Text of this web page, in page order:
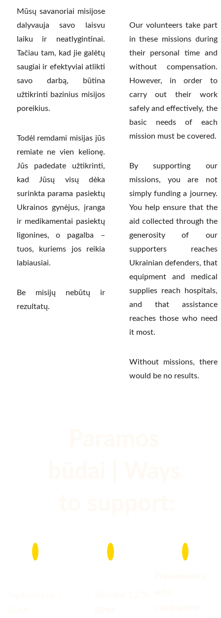
Mūsų savanoriai misijose
dalyvauja savo laisvu
laiku ir neatlygintinai.
Tačiau tam, kad jie galėtų
saugiai ir efektyviai atlikti
savo darbą, būtina
užtikrinti bazinius misijos
poreikius.
Todėl remdami misijas jūs
remiate ne vien kelionę.
Jūs padedate užtikrinti,
kad Jūsų visų dėka
surinkta parama pasiektų
Ukrainos gynėjus, įranga
ir medikamentai pasiektų
ligonines, o pagalba –
tuos, kuriems jos reikia
labiausiai.
Be misijų nebūtų ir
rezultatų.
Our volunteers take part
in these missions during
their personal time and
without compensation.
However, in order to
carry out their work
safely and effectively, the
basic needs of each
mission must be covered.
By supporting our
missions, you are not
simply funding a journey.
You help ensure that the
aid collected through the
generosity of our
supporters reaches
Ukrainian defenders, that
equipment and medical
supplies reach hospitals,
and that assistance
reaches those who need
it most.
Without missions, there
would be no results.